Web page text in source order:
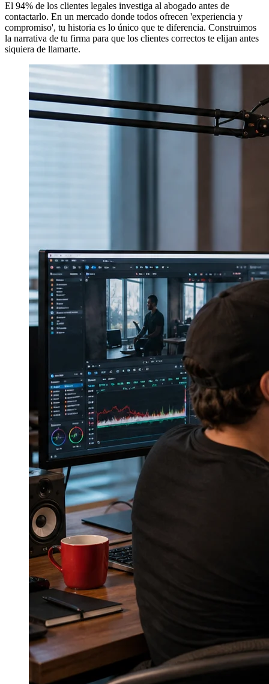
El 94% de los clientes legales investiga al abogado antes de
contactarlo. En un mercado donde todos ofrecen 'experiencia y
compromiso', tu historia es lo único que te diferencia. Construimos
la narrativa de tu firma para que los clientes correctos te elijan antes
siquiera de llamarte.